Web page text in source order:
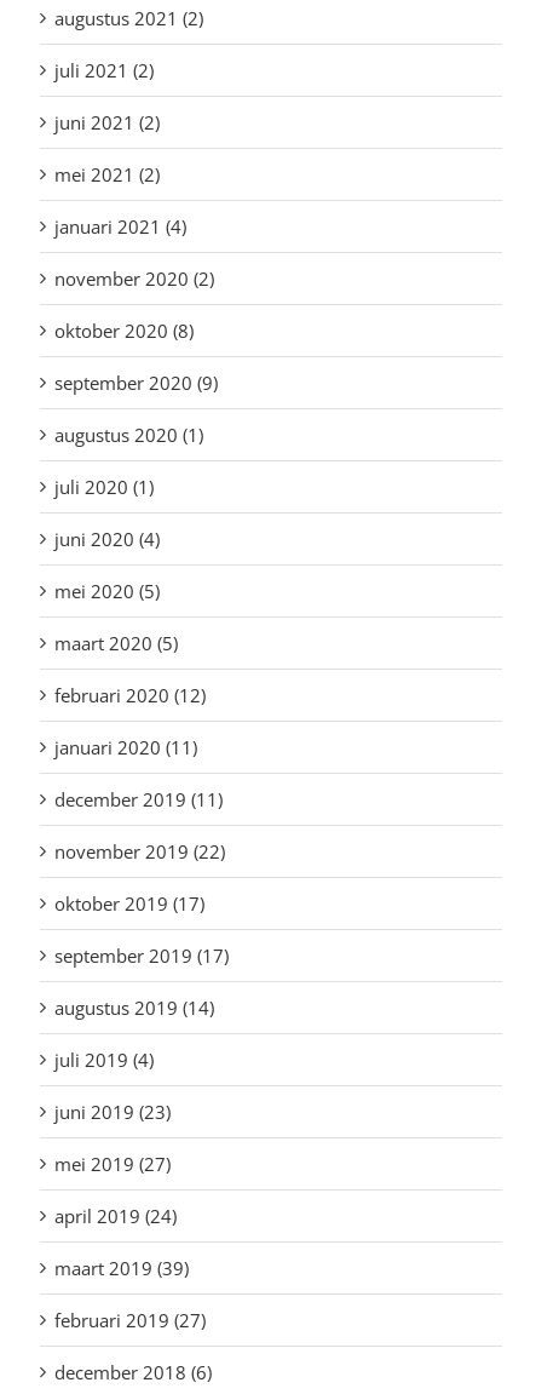
augustus 2021 (2)
juli 2021 (2)
juni 2021 (2)
mei 2021 (2)
januari 2021 (4)
november 2020 (2)
oktober 2020 (8)
september 2020 (9)
augustus 2020 (1)
juli 2020 (1)
juni 2020 (4)
mei 2020 (5)
maart 2020 (5)
februari 2020 (12)
januari 2020 (11)
december 2019 (11)
november 2019 (22)
oktober 2019 (17)
september 2019 (17)
augustus 2019 (14)
juli 2019 (4)
juni 2019 (23)
mei 2019 (27)
april 2019 (24)
maart 2019 (39)
februari 2019 (27)
december 2018 (6)